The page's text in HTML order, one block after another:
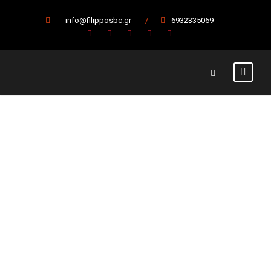
info@filipposbc.gr / 6932335069